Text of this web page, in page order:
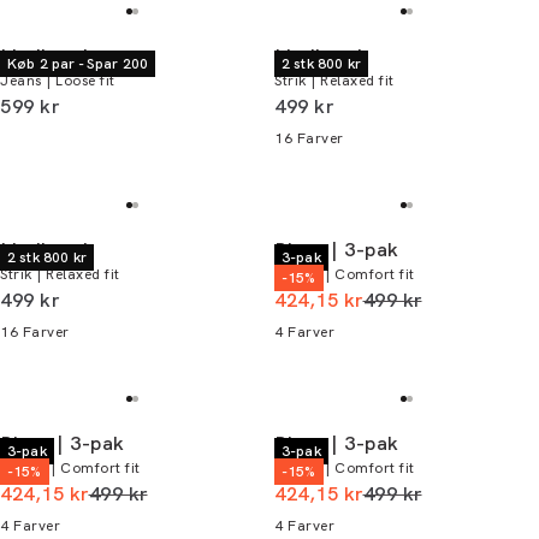
Køb 2 par - Spar 200
Lindbergh
Jeans | Loose fit
I alt (inkl. rabat)
599 kr
2 stk 800 kr
Lindbergh
Strik | Relaxed fit
I alt (inkl. rabat)
499 kr
16 Farver
2 stk 800 kr
Lindbergh
Strik | Relaxed fit
I alt (inkl. rabat)
499 kr
16 Farver
3-pak
-15%
Bison | 3-pak
T-shirt | Comfort fit
424,15 krI alt (uden rabat)
499 kr
4 Farver
3-pak
-15%
Bison | 3-pak
T-shirt | Comfort fit
424,15 krI alt (uden rabat)
499 kr
4 Farver
3-pak
-15%
Bison | 3-pak
T-shirt | Comfort fit
424,15 krI alt (uden rabat)
499 kr
4 Farver